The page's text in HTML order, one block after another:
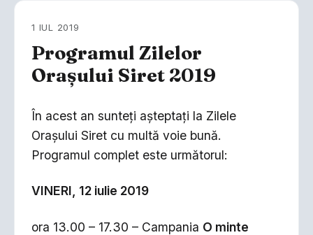
1 IUL 2019
Programul Zilelor
Orașului Siret 2019
În acest an sunteți așteptați la Zilele
Orașului Siret cu multă voie bună.
Programul complet este următorul:
VINERI, 12 iulie 2019
ora 13.00 – 17.30 – Campania O minte